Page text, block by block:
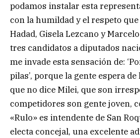
podamos instalar esta
con la humildad y el respeto
Hadad, Gisela Lezcano y
tres candidatos a diputados
me invade esta sensación de:
pilas’, porque la gente espera
que no dice Milei, que son
competidores son gente joven,
«Rulo» es intendente de San
electa concejal, una excelente